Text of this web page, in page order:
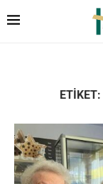
ETIKET: